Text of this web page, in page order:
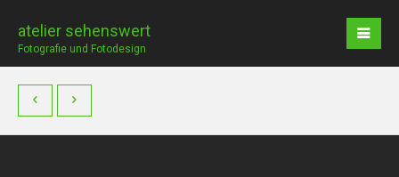
atelier sehenswert
Fotografie und Fotodesign